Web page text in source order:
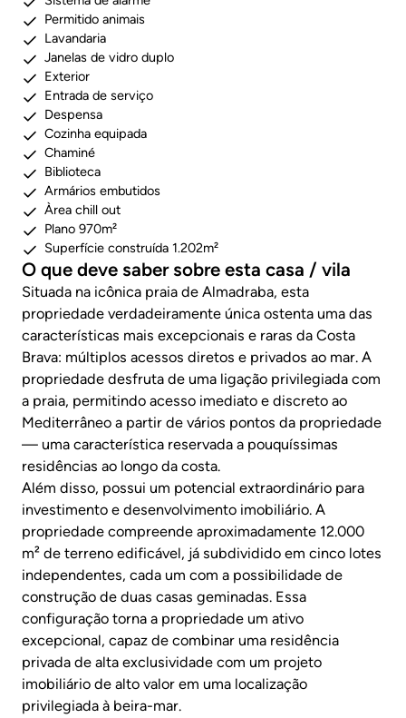
Permitido animais
Lavandaria
Janelas de vidro duplo
Exterior
Entrada de serviço
Despensa
Cozinha equipada
Chaminé
Biblioteca
Armários embutidos
Àrea chill out
Plano 970m²
Superfície construída 1.202m²
O que deve saber sobre esta casa / vila
Situada na icônica praia de Almadraba, esta
propriedade verdadeiramente única ostenta uma das
características mais excepcionais e raras da Costa
Brava: múltiplos acessos diretos e privados ao mar. A
propriedade desfruta de uma ligação privilegiada com
a praia, permitindo acesso imediato e discreto ao
Mediterrâneo a partir de vários pontos da propriedade
— uma característica reservada a pouquíssimas
residências ao longo da costa.
Além disso, possui um potencial extraordinário para
investimento e desenvolvimento imobiliário. A
propriedade compreende aproximadamente 12.000
m² de terreno edificável, já subdividido em cinco lotes
independentes, cada um com a possibilidade de
construção de duas casas geminadas. Essa
configuração torna a propriedade um ativo
excepcional, capaz de combinar uma residência
privada de alta exclusividade com um projeto
imobiliário de alto valor em uma localização
privilegiada à beira-mar.